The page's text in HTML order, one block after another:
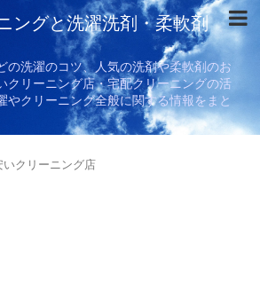
ングと洗濯洗剤・柔軟剤
の洗濯のコツ、人気の洗剤や柔軟剤のお
クリーニング店・宅配クリーニングの活
やクリーニング全般に関する情報をまと
いクリーニング店